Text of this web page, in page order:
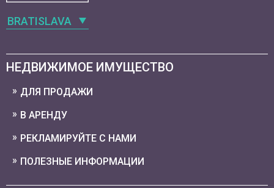
BRATISLAVA
НЕДВИЖИМОЕ ИМУЩЕСТВО
ДЛЯ ПРОДАЖИ
В АРЕНДУ
РЕКЛАМИРУЙТЕ С НАМИ
ПОЛЕЗНЫЕ ИНФОРМАЦИИ